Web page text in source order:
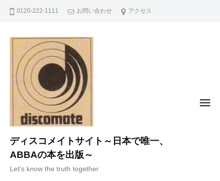
0120-222-1111 お問い合わせ アクセス
ディスコメイトサイト～日本で唯一、
ABBAの本を出版～
Let's know the truth together
メ